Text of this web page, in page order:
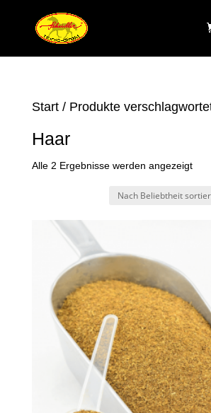
Start/ Produkte
Haar
Alle 2 Ergebnisse werden angezeigtNach